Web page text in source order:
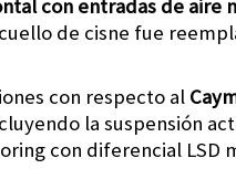
con entradas de aire
de cisne fue
con respecto al
la suspensión
con diferencial LSD